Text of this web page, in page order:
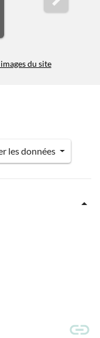
Next slide
du site
les données